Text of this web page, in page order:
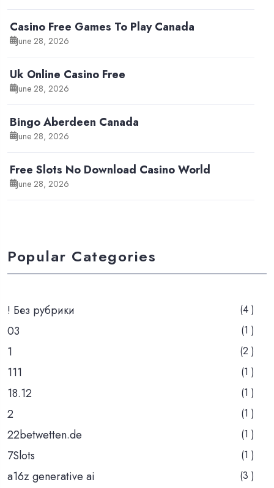
Casino Free Games To Play Canada
June 28, 2026
Uk Online Casino Free
June 28, 2026
Bingo Aberdeen Canada
June 28, 2026
Free Slots No Download Casino World
June 28, 2026
Popular Categories
! Без рубрики (4 )
03 (1 )
1 (2 )
111 (1 )
18.12 (1 )
2 (1 )
22betwetten.de (1 )
7Slots (1 )
a16z generative ai (3 )